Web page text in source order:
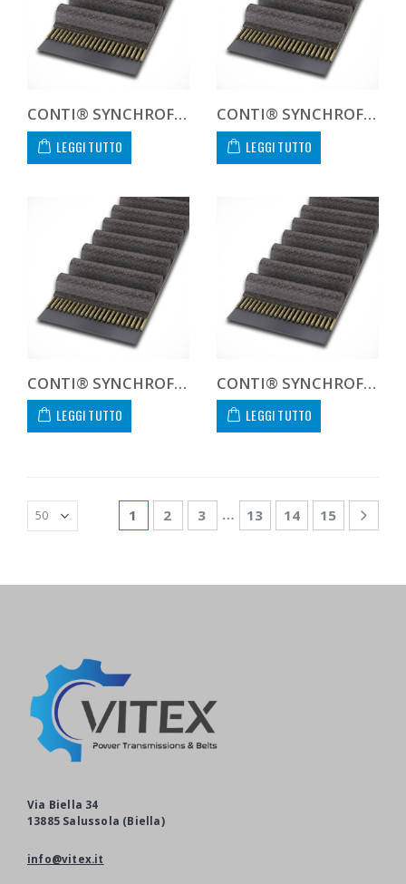
CONTI® SYNCHROFORCE CXA HTD14177885CXA
LEGGI TUTTO
CONTI® SYNCHROFORCE CXA HTD141778CXA CUSTOM
LEGGI TUTTO
CONTI® SYNCHROFORCE CXA HTD141890115CXA
LEGGI TUTTO
CONTI® SYNCHROFORCE CXA HTD141890170CXA
LEGGI TUTTO
1 2 3 … 13 14 15
Via Biella 34
13885 Salussola (Biella)
info@vitex.it